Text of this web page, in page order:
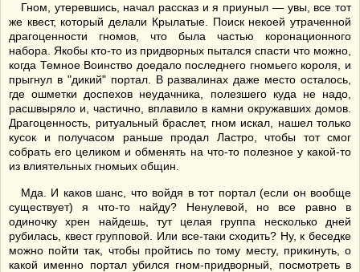
Гном, утеревшись, начал рассказ и я приуныл — увы, все тот
же квест, который делали Крылатые. Поиск некоей утраченной
драгоценности гномов, что была частью коронационного
набора. Якобы кто-то из придворных пытался спасти что можно,
когда Темное Воинство доедало последнего гномьего короля, и
прыгнул в "дикий" портал. В развалинах даже место осталось,
где ошметки доспехов неудачника, полезшего куда не надо,
расшвыряло и, частично, вплавило в камни окружавших домов.
Драгоценность, ритуальный браслет, гном искал, нашел только
кусок и получасом раньше продал Ластро, чтобы тот смог
собрать его целиком и обменять на что-то полезное у какой-то
из влиятельных гномьих общин.
Мда. И каков шанс, что войдя в тот портал (если он вообще
существует) я что-то найду? Ненулевой, но все равно в
одиночку хрен найдешь, тут целая группа несколько дней
рубилась, квест групповой. Или все-таки сходить? Ну, к беседке
можно пойти так, чтобы пройтись по тому месту, прикинуть, о
какой именно портал убился гном-придворный, посмотреть в